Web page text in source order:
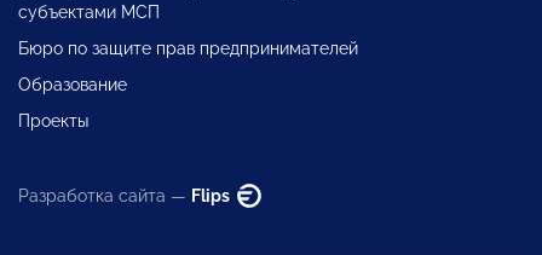
субъектами МСП
Бюро по защите прав предпринимателей
Образование
Проекты
Разработка сайта — Flips